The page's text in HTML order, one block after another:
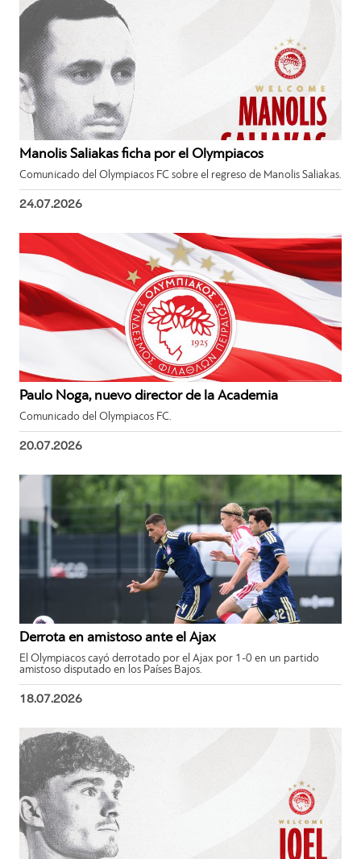
Manolis Saliakas ficha por el Olympiacos
Comunicado del Olympiacos FC sobre el regreso de Manolis Saliakas.
24.07.2026
Paulo Noga, nuevo director de la Academia
Comunicado del Olympiacos FC.
20.07.2026
Derrota en amistoso ante el Ajax
El Olympiacos cayó derrotado por el Ajax por 1-0 en un partido
amistoso disputado en los Países Bajos.
18.07.2026